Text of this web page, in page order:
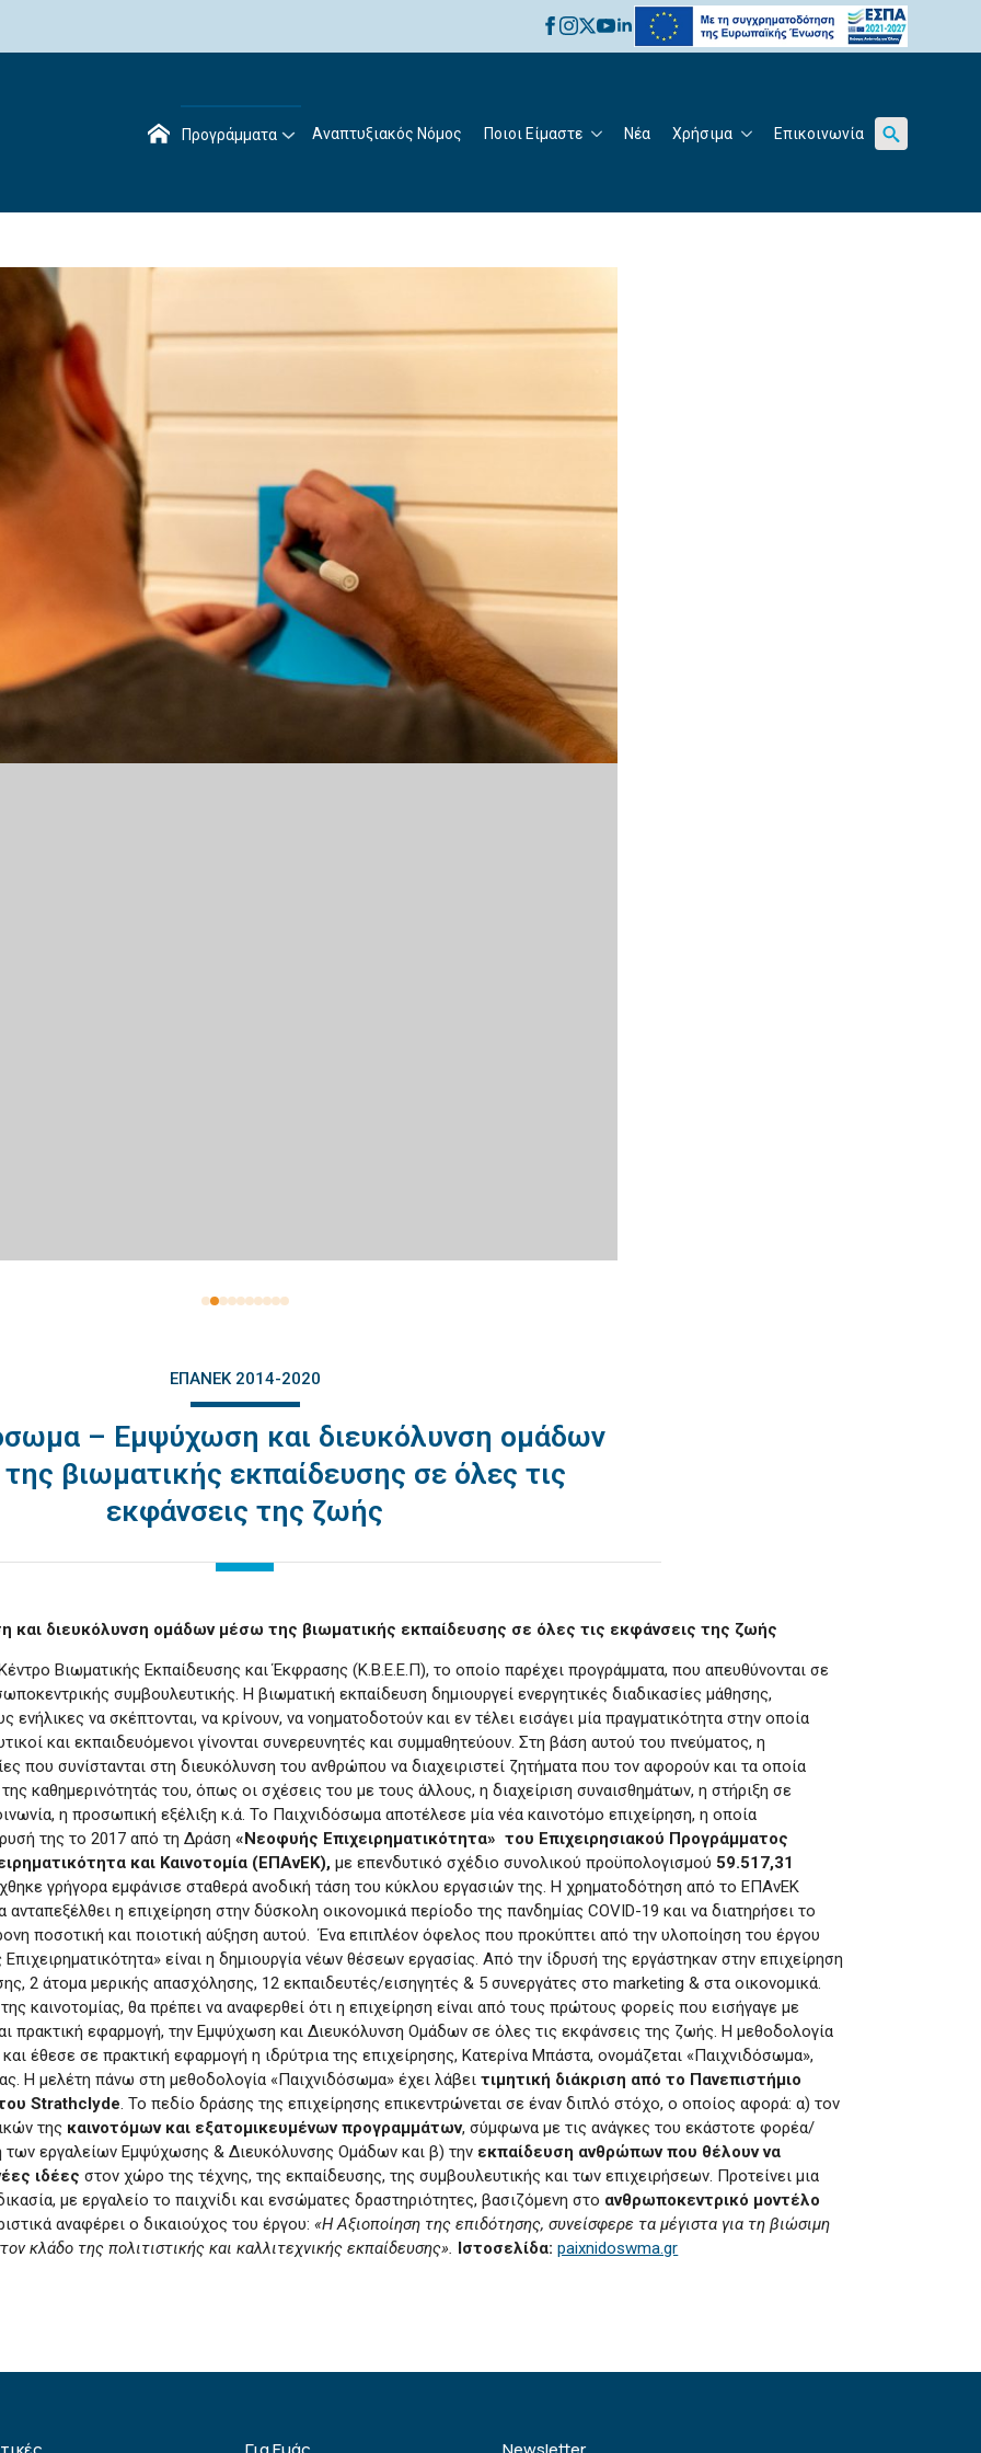
Προγράμματα Αναπτυξιακός Νόμος Ποιοι Είμαστε Νέα Χρήσιμα Επικοινωνία
for:
ΕΠΑΝΕΚ 2014-2020
– Εμψύχωση και διευκόλυνση ομάδων
βιωματικής εκπαίδευσης σε όλες τις
εκφάνσεις της ζωής
και διευκόλυνση ομάδων μέσω της βιωματικής εκπαίδευσης σε όλες τις εκφάνσεις της ζωής
Βιωματικής Εκπαίδευσης και Έκφρασης (Κ.Β.Ε.Ε.Π), το οποίο παρέχει προγράμματα, που απευθύνονται σε
συμβουλευτικής. Η βιωματική εκπαίδευση δημιουργεί ενεργητικές διαδικασίες μάθησης,
ενήλικες να σκέπτονται, να κρίνουν, να νοηματοδοτούν και εν τέλει εισάγει μία πραγματικότητα στην οποία
και εκπαιδευόμενοι γίνονται συνερευνητές και συμμαθητεύουν. Στη βάση αυτού του πνεύματος, η
που συνίστανται στη διευκόλυνση του ανθρώπου να διαχειριστεί ζητήματα που τον αφορούν και τα οποία
καθημερινότητάς του, όπως οι σχέσεις του με τους άλλους, η διαχείριση συναισθημάτων, η στήριξη σε
η προσωπική εξέλιξη κ.ά.Το Παιχνιδόσωμα αποτέλεσε μία νέα καινοτόμο επιχείρηση, η οποία
της το 2017 από τη Δράση «Νεοφυής Επιχειρηματικότητα» του Επιχειρησιακού Προγράμματος
και Καινοτομία (ΕΠΑνΕΚ), με επενδυτικό σχέδιο συνολικού προϋπολογισμού 59.517,31
γρήγορα εμφάνισε σταθερά ανοδική τάση του κύκλου εργασιών της.Η χρηματοδότηση από το ΕΠΑνΕΚ
η επιχείρηση στην δύσκολη οικονομικά περίοδο της πανδημίας COVID-19 και να διατηρήσει το
ποσοτική και ποιοτική αύξηση αυτού. Ένα επιπλέον όφελος που προκύπτει από την υλοποίηση του έργου
είναι η δημιουργία νέων θέσεων εργασίας. Από την ίδρυσή της εργάστηκαν στην επιχείρηση
2 άτομα μερικής απασχόλησης, 12 εκπαιδευτές/εισηγητές & 5 συνεργάτες στο marketing & στα οικονομικά.
καινοτομίας, θα πρέπει να αναφερθεί ότι η επιχείρηση είναι από τους πρώτους φορείς που εισήγαγε με
πρακτική εφαρμογή, την Εμψύχωση και Διευκόλυνση Ομάδων σε όλες τις εκφάνσεις της ζωής. Η μεθοδολογία
έθεσε σε πρακτική εφαρμογή η ιδρύτρια της επιχείρησης, Κατερίνα Μπάστα, ονομάζεται «Παιχνιδόσωμα»,
Η μελέτη πάνω στη μεθοδολογία «Παιχνιδόσωμα» έχει λάβειτιμητική διάκριση από το Πανεπιστήμιο
Strathclyde .Το πεδίο δράσης της επιχείρησης επικεντρώνεται σε έναν διπλό στόχο, ο οποίος αφορά: α) τον
της καινοτόμων και εξατομικευμένων προγραμμάτων, σύμφωνα με τις ανάγκες του εκάστοτε φορέα/
των εργαλείων Εμψύχωσης & Διευκόλυνσης Ομάδων και β) την εκπαίδευση ανθρώπων που θέλουν να
ιδέες στον χώρο της τέχνης, της εκπαίδευσης, της συμβουλευτικής και των επιχειρήσεων. Προτείνει μια
με εργαλείο το παιχνίδι και ενσώματες δραστηριότητες, βασιζόμενη στο ανθρωποκεντρικό μοντέλο
αναφέρει ο δικαιούχος του έργου: «Η Αξιοποίηση της επιδότησης, συνείσφερε τα μέγιστα για τη βιώσιμη
κλάδο της πολιτιστικής και καλλιτεχνικής εκπαίδευσης». Ιστοσελίδα:paixnidoswma.gr